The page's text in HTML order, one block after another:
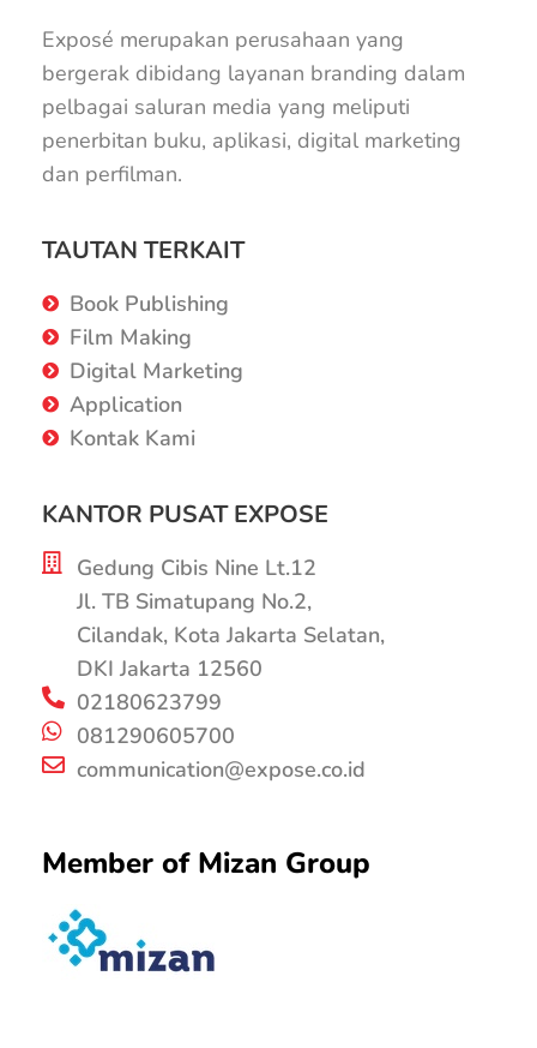
Exposé merupakan perusahaan yang
bergerak dibidang layanan branding dalam
pelbagai saluran media yang meliputi
penerbitan buku, aplikasi, digital marketing
dan perfilman.
TAUTAN TERKAIT
Book Publishing
Film Making
Digital Marketing
Application
Kontak Kami
KANTOR PUSAT EXPOSE
Gedung Cibis Nine Lt.12
Jl. TB Simatupang No.2,
Cilandak, Kota Jakarta Selatan,
DKI Jakarta 12560
02180623799
081290605700
communication@expose.co.id
Member of Mizan Group